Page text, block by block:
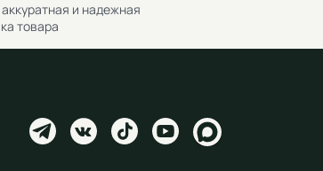
и надежная
товара